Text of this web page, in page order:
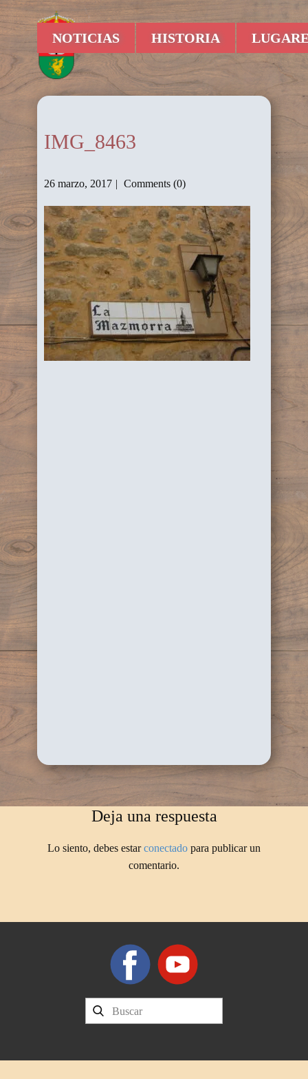
NOTICIAS HISTORIA
IMG_8463
26 marzo, 2017 Comments (0)
Deja una respuesta
Lo siento, debes estarconectado para publicar un
comentario.